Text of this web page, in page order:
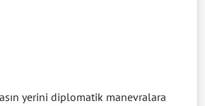
yerini diplomatik manevralara